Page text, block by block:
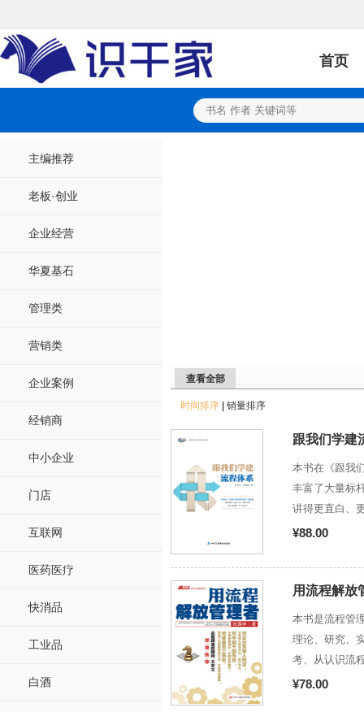
首页
主编推荐
老板·创业
企业经营
华夏基石
管理类
营销类
企业案例
经销商
中小企业
门店
互联网
医药医疗
快消品
工业品
白酒
查看全部
时间排序 销量排序
跟我们学建
本书在《跟我
丰富了大量标
讲得更直白、
具讲细、讲透
¥88.00
用流程解放
本书是流程管
理论、研究、
考、从认识流
实现企业升级
¥78.00